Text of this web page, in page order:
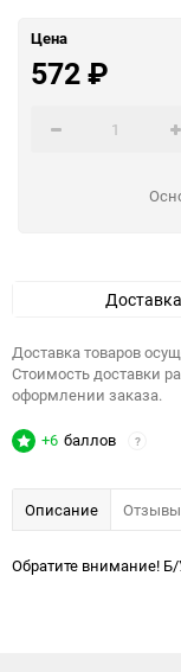
Цена
572₽
Доставка
Доставка товаров
Стоимость доставки
оформлении заказа.
+6 баллов ?
Описание Отзывы
Обратите внимание!